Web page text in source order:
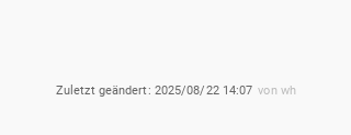
Zuletzt geändert: 2025/08/22 14:07 von wh